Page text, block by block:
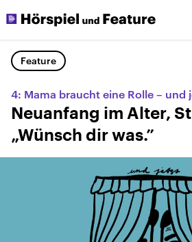
Feature
4: Mama braucht eine Rolle – und
Neuanfang im Alter,
„Wünsch dir was.”